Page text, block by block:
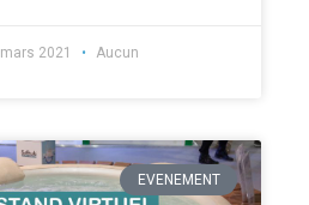
2021
Aucun
EVENEMENT